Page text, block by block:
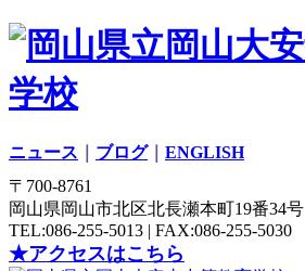
ニュース ブログ｜ ENGLISH
〒700-8761
岡山県岡山市北区北長瀬本町19番34号
TEL:086-255-5013 | FAX:086-255-5030
★アクセスはこちら